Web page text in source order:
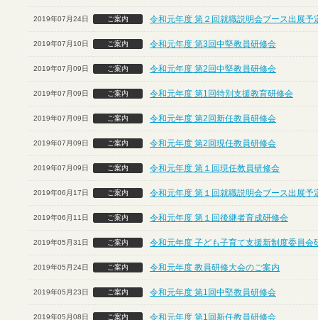
2019年07月24日 ご案内 令和元年度 第２回就職説明会ブース出展
2019年07月10日 ご案内 令和元年度 第3回中堅教員研修会
2019年07月09日 ご案内 令和元年度 第2回中堅教員研修会
2019年07月09日 ご案内 令和元年度 第1回特別支援教育研修会
2019年07月09日 ご案内 令和元年度 第2回新任教員研修会
2019年07月09日 ご案内 令和元年度 第2回現任教員研修会
2019年07月09日 ご案内 令和元年度 第１回現任教員研修会
2019年06月17日 ご案内 令和元年度 第１回就職説明会ブース出展予
2019年06月11日 ご案内 令和元年度 第１回後継者育成研修会
2019年05月31日 ご案内 令和元年度 子ども子育て支援新制度委員会
2019年05月24日 ご案内 令和元年度 教員研修大会のご案内
2019年05月23日 ご案内 令和元年度 第1回中堅教員研修会
2019年05月08日 ご案内 令和元年度 第1回新任教員研修会